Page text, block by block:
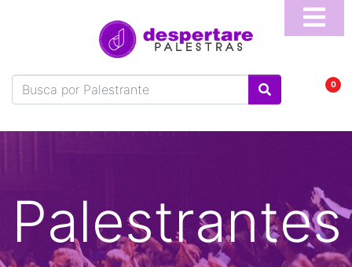
Sobre
Fale
Conosco
Temas
0
Palestrantes